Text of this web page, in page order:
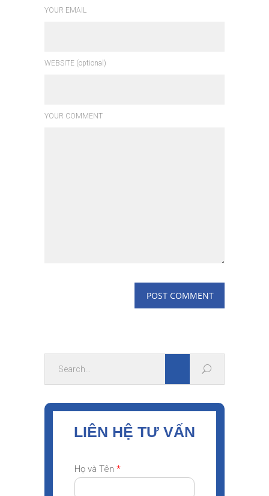
YOUR EMAIL
WEBSITE (optional)
YOUR COMMENT
LIÊN HỆ TƯ VẤN
Họ và Tên *